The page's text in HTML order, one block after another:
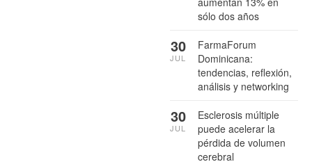
sólo dos años
FarmaForum
Dominicana:
tendencias, reflexión,
análisis y networking
30
JUL
Esclerosis múltiple
puede acelerar la
pérdida de volumen
cerebral
30
JUL